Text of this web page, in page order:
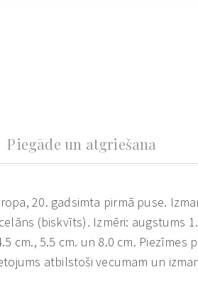
Piegāde un atgriešana
20. gadsimta pirmā puse.
(biskvīts). Izmēri: augstums
cm., 5.5 cm. un 8.0 cm. Piezīmes
atbilstoši vecumam un